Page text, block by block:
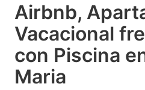
Airbnb,
Vacacional
con Piscina
Maria